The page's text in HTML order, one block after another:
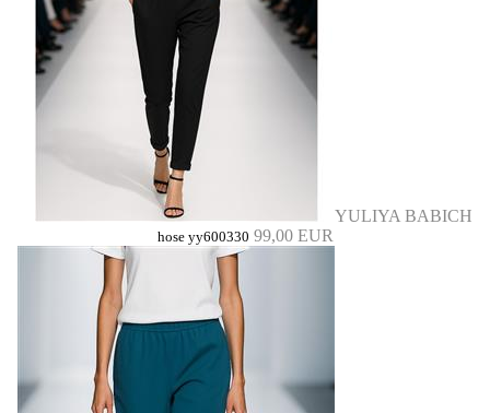
YULIYA BABICH
hose yy600330 99,00 EUR